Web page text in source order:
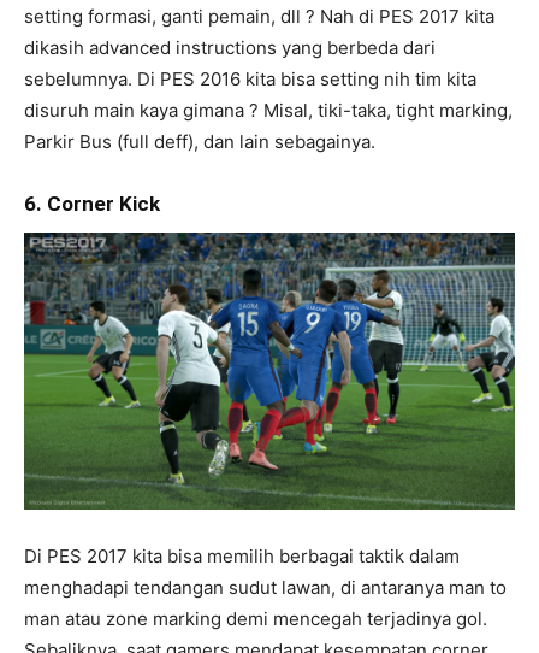
setting formasi, ganti pemain, dll ? Nah di PES 2017 kita
dikasih advanced instructions yang berbeda dari
sebelumnya. Di PES 2016 kita bisa setting nih tim kita
disuruh main kaya gimana ? Misal, tiki-taka, tight marking,
Parkir Bus (full deff), dan lain sebagainya.
6. Corner Kick
Di PES 2017 kita bisa memilih berbagai taktik dalam
menghadapi tendangan sudut lawan, di antaranya man to
man atau zone marking demi mencegah terjadinya gol.